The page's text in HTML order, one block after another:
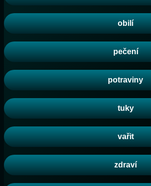
obilí
pečení
potraviny
tuky
vařit
zdraví